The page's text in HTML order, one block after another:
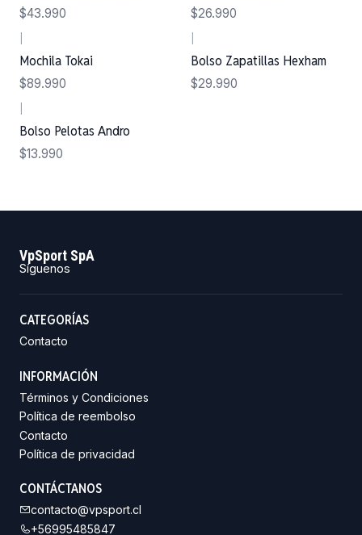
$43.990 $26.990
Mochila Tokai
$89.990
Bolso Zapatillas Hexham
$29.990
Bolso Pelotas Andro
$13.990
VpSport SpA
Síguenos
CATEGORÍAS
Contacto
INFORMACIÓN
Términos y Condiciones
Política de reembolso
Contacto
Política de privacidad
CONTÁCTANOS
contacto@vpsport.cl
+56995485847